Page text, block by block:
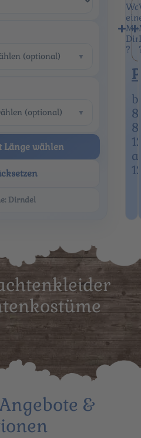
(optional) ▼
(optional) ▼
Länge wählen
Dirndel
ein
?
&